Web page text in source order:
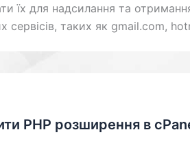
їх для надсилання та
сервісів, таких як gmail.com,
PHP розширення в